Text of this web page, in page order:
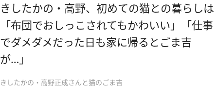
きしたかの・高野、初めての猫との暮らしは
「布団でおしっこされてもかわいい」「仕事
でダメダメだった日も家に帰るとごま吉
が…」
きしたかの・高野正成さんと猫のごま吉